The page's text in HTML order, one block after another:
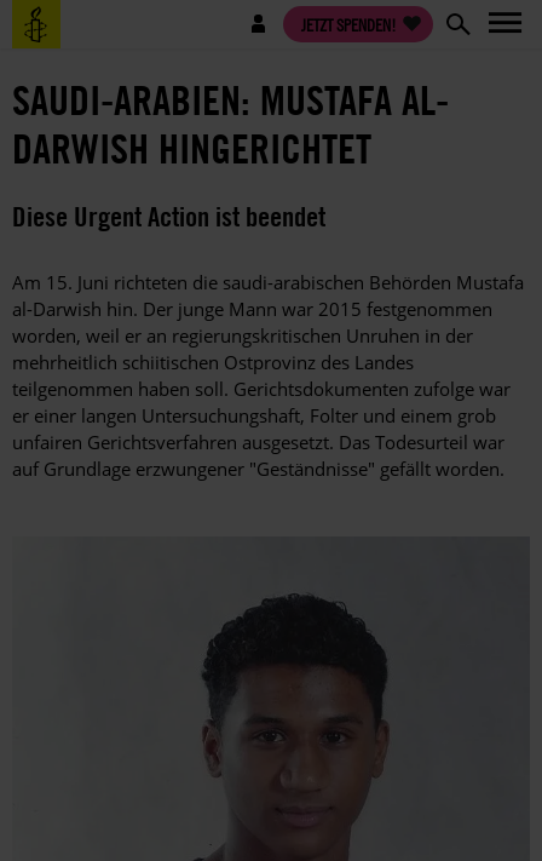
Direkt
zum
Benutzermenü JETZT SPENDEN!
SAUDI-ARABIEN: MUSTAFA AL-
DARWISH HINGERICHTET
Diese Urgent Action ist beendet
Am 15. Juni richteten die saudi-arabischen Behörden Mustafa
al-Darwish hin. Der junge Mann war 2015 festgenommen
worden, weil er an regierungskritischen Unruhen in der
mehrheitlich schiitischen Ostprovinz des Landes
teilgenommen haben soll. Gerichtsdokumenten zufolge war
er einer langen Untersuchungshaft, Folter und einem grob
unfairen Gerichtsverfahren ausgesetzt. Das Todesurteil war
auf Grundlage erzwungener "Geständnisse" gefällt worden.